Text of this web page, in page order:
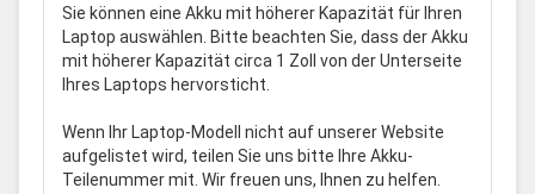
Sie können eine Akku mit höherer Kapazität für Ihren
Laptop auswählen. Bitte beachten Sie, dass der Akku
mit höherer Kapazität circa 1 Zoll von der Unterseite
Ihres Laptops hervorsticht.
Wenn Ihr Laptop-Modell nicht auf unserer Website
aufgelistet wird, teilen Sie uns bitte Ihre Akku-
Teilenummer mit. Wir freuen uns, Ihnen zu helfen.